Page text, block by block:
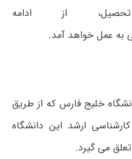
از ادامه
به عمل خواهد آمد.
خلیج فارس که از طریق
ارشد این دانشگاه
می گیرد.